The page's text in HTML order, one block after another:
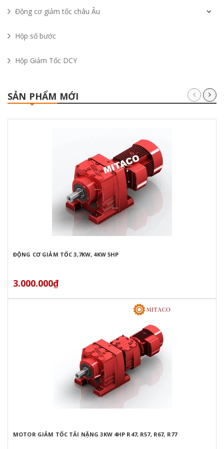
Động cơ giảm tốc châu Âu
Hộp số bước
Hộp Giảm Tốc DCY
SẢN PHẨM MỚI
ĐỘNG CƠ GIẢM TỐC 3,7KW, 4KW 5HP
3.000.000₫
MOTOR GIẢM TỐC TẢI NẶNG 3KW 4HP R47, R57, R67, R77